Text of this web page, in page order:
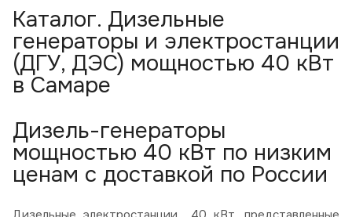
Каталог. Дизельные
генераторы и электростанции
(ДГУ, ДЭС) мощностью 40 кВт
в Самаре
Дизель-генераторы
мощностью 40 кВт по низким
ценам с доставкой по России